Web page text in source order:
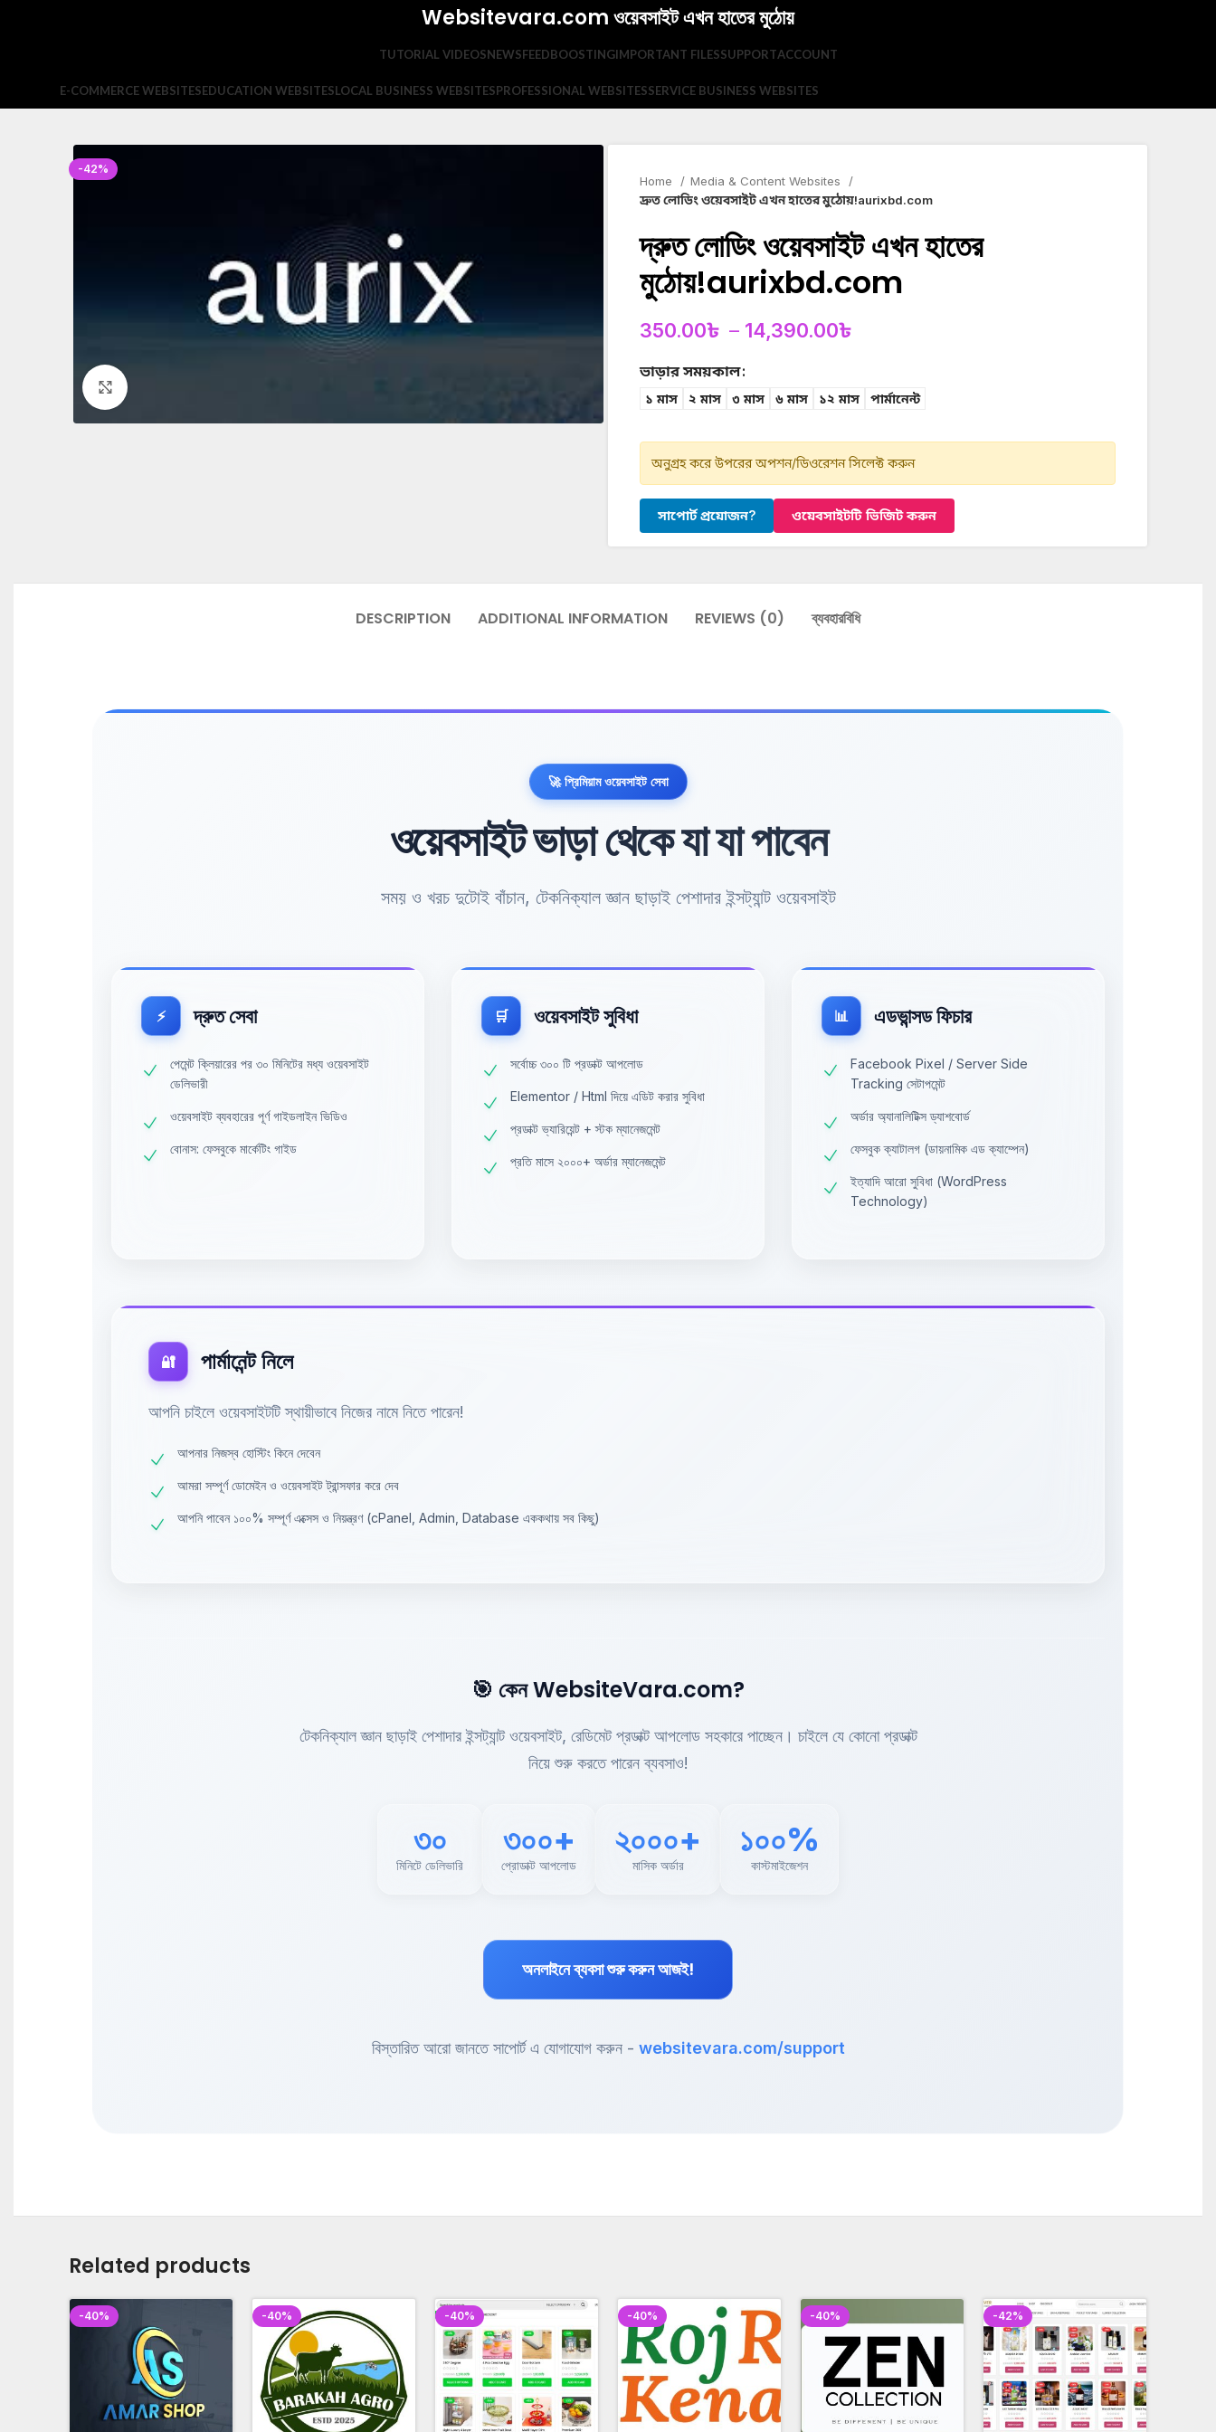
Websitevara.com ওয়েবসাইট এখন হাতের মুঠোয়
TUTORIAL VIDEOSNEWSFEEDBOOSTINGIMPORTANT FILESSUPPORTACCOUNT
E-COMMERCE WEBSITESEDUCATION WEBSITESLOCAL BUSINESS WEBSITESPROFESSIONAL WEBSITESSERVICE BUSINESS WEBSITES
-42%
Home
Media & Content Websites
দ্রুত লোডিং ওয়েবসাইট এখন হাতের মুঠোয়!aurixbd.com
দ্রুত লোডিং ওয়েবসাইট এখন হাতের
মুঠোয়!aurixbd.com
350.00৳ – 14,390.00৳
ভাড়ার সময়কাল
১ মাস ২ মাস ৩ মাস ৬ মাস ১২ মাস পার্মানেন্ট
অনুগ্রহ করে উপরের অপশন/ডিওরেশন সিলেক্ট করুন
সাপোর্ট প্রয়োজন? ওয়েবসাইটটি ভিজিট করুন
DESCRIPTION ADDITIONAL INFORMATION REVIEWS (0) ব্যবহারবিধি
🚀 প্রিমিয়াম ওয়েবসাইট সেবা
ওয়েবসাইট ভাড়া থেকে যা যা পাবেন
সময় ও খরচ দুটোই বাঁচান, টেকনিক্যাল জ্ঞান ছাড়াই পেশাদার ইন্সট্যান্ট ওয়েবসাইট
⚡ দ্রুত সেবা
পেমেন্ট ক্লিয়ারের পর ৩০ মিনিটের মধ্য ওয়েবসাইট
ডেলিভারী
ওয়েবসাইট ব্যবহারের পূর্ণ গাইডলাইন ভিডিও
বোনাস: ফেসবুকে মার্কেটিং গাইড
🛒 ওয়েবসাইট সুবিধা
সর্বোচ্চ ৩০০ টি প্রডাক্ট আপলোড
Elementor / Html দিয়ে এডিট করার সুবিধা
প্রডাক্ট ভ্যারিয়েন্ট + স্টক ম্যানেজমেন্ট
প্রতি মাসে ২০০০+ অর্ডার ম্যানেজমেন্ট
📊 এডভান্সড ফিচার
Facebook Pixel / Server Side
Tracking সেটাপমেন্ট
অর্ডার অ্যানালিটিক্স ড্যাশবোর্ড
ফেসবুক ক্যাটালগ (ডায়নামিক এড ক্যাম্পেন)
ইত্যাদি আরো সুবিধা (WordPress
Technology)
🔐 পার্মানেন্ট নিলে
আপনি চাইলে ওয়েবসাইটটি স্থায়ীভাবে নিজের নামে নিতে পারেন!
আপনার নিজস্ব হোস্টিং কিনে দেবেন
আমরা সম্পূর্ণ ডোমেইন ও ওয়েবসাইট ট্রান্সফার করে দেব
আপনি পাবেন ১০০% সম্পূর্ণ এক্সেস ও নিয়ন্ত্রণ (cPanel, Admin, Database এককথায় সব কিছু)
🎯 কেন WebsiteVara.com?
টেকনিক্যাল জ্ঞান ছাড়াই পেশাদার ইন্সট্যান্ট ওয়েবসাইট, রেডিমেট প্রডাক্ট আপলোড সহকারে পাচ্ছেন। চাইলে যে কোনো প্রডাক্ট
নিয়ে শুরু করতে পারেন ব্যবসাও!
৩০
মিনিটে ডেলিভারি
৩০০+
প্রোডাক্ট আপলোড
২০০০+
মাসিক অর্ডার
১০০%
কাস্টমাইজেশন
অনলাইনে ব্যবসা শুরু করুন আজই!
বিস্তারিত আরো জানতে সাপোর্ট এ যোগাযোগ করুন - websitevara.com/support
Related products
-40% -40% -40% -40% -40% -42%